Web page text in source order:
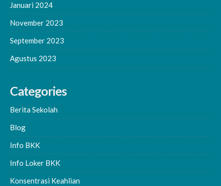
Januari 2024
November 2023
September 2023
Agustus 2023
Categories
Berita Sekolah
Blog
Info BKK
Info Loker BKK
Konsentrasi Keahlian